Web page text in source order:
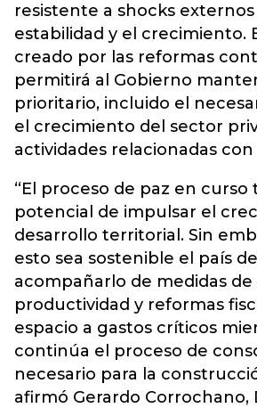
resistente a shocks
estabilidad y el crecimiento.
creado por las reformas
permitirá al Gobierno
prioritario, incluido el
el crecimiento del sector
actividades relacionadas con
“El proceso de paz en curso
potencial de impulsar el
desarrollo territorial. Sin
esto sea sostenible el país
acompañarlo de medidas de
productividad y reformas
espacio a gastos críticos
continúa el proceso de
necesario para la
afirmó Gerardo Corrochano,